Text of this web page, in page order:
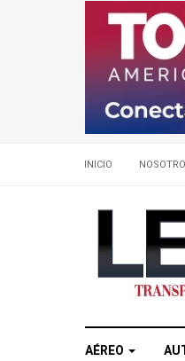
INICIO
AÉREO